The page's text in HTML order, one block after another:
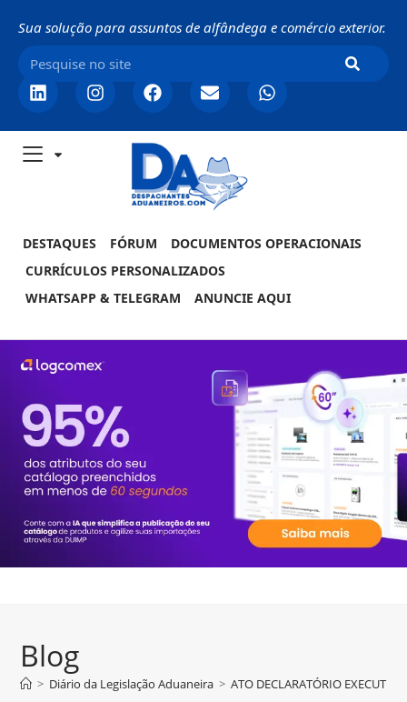
Sua solução para assuntos de alfândega e comércio exterior.
DESTAQUES FÓRUM
DOCUMENTOS OPERACIONAIS
CURRÍCULOS PERSONALIZADOS
WHATSAPP & TELEGRAM
ANUNCIE AQUI
Blog
> Diário da Legislação Aduaneira > ATO DECLARATÓRIO